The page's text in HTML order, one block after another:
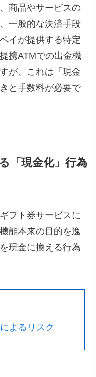
商品やサービスの
一般的な決済手段
イが提供する特定
携ATMでの出金機
が、これは「現金
と手数料が必要で
「現金化」行為
フト券サービスに
能本来の目的を逸
現金に換える行為
よるリスク